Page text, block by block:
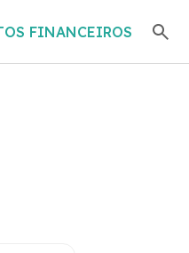
FINANCEIROS